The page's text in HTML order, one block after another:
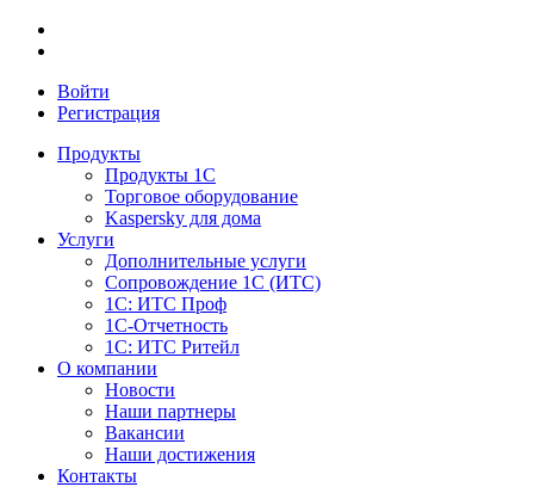
Войти
Регистрация
Продукты
Продукты 1С
Торговое оборудование
Kaspersky для дома
Услуги
Дополнительные услуги
Сопровождение 1С (ИТС)
1С: ИТС Проф
1С-Отчетность
1С: ИТС Ритейл
О компании
Новости
Наши партнеры
Вакансии
Наши достижения
Контакты